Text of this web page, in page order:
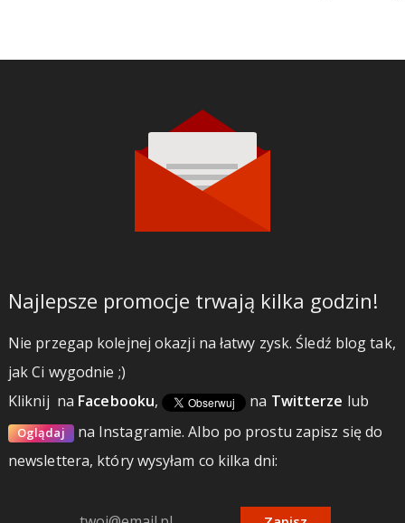
Najlepsze promocje trwają kilka godzin!
Nie przegap kolejnej okazji na łatwy zysk. Śledź blog tak,
jak Ci wygodnie ;)
Kliknij na Facebooku, na Twitterze lub
Oglądaj na Instagramie.Albo po prostu zapisz się do
newslettera, który wysyłam co kilka dni: